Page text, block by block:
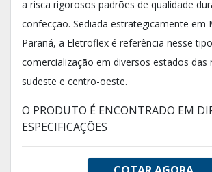
a risca rigorosos padrões de qualidade
confecção. Sediada estrategicamente em
Paraná, a Eletroflex é referência nesse
comercialização em diversos estados das
sudeste e centro-oeste.
O PRODUTO É ENCONTRADO EM
ESPECIFICAÇÕES